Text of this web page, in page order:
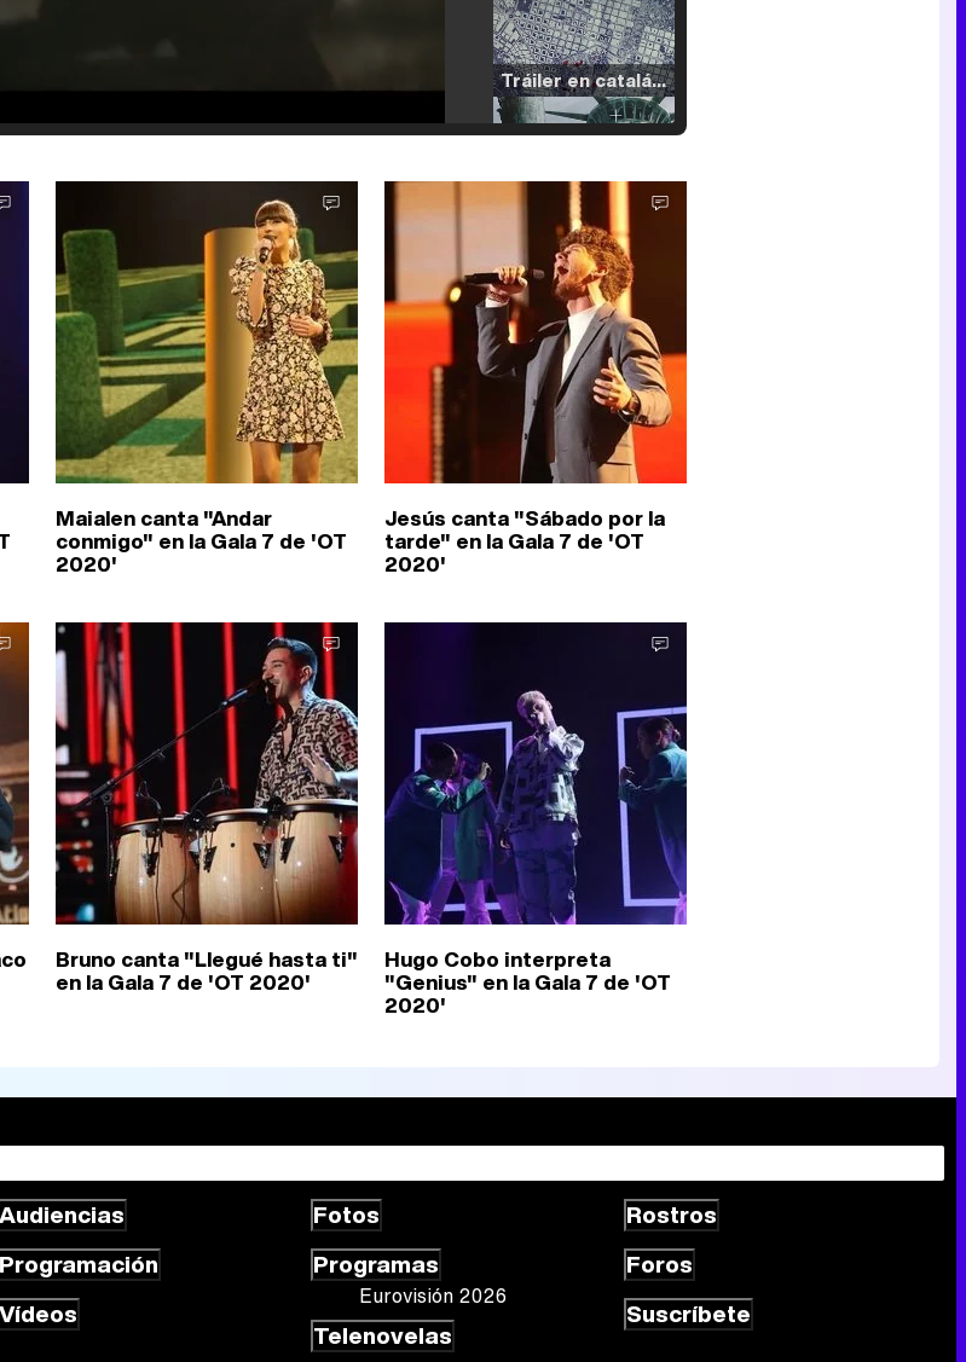
Tráiler en catalán de 'Ravalear', la nueva serie de HBO Max sobre los fondos buitre
Tráiler de la tercera temporada de 'The Walking Dead: Dead City' de AMC+
Canción ganadora de Eurovisión 2026: DARA con "Bangaranga" por Bulgaria
Maialen canta "Andar
conmigo" en la Gala 7 de 'OT
2020'
Jesús canta "Sábado por la
tarde" en la Gala 7 de 'OT
2020'
Bruno canta "Llegué hasta ti"
en la Gala 7 de 'OT 2020'
Hugo Cobo interpreta
"Genius" en la Gala 7 de 'OT
2020'
Audiencias
Programación
Vídeos
Fotos
Programas
Eurovisión 2026
Telenovelas
Rostros
Foros
Suscríbete